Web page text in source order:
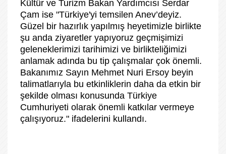
Kültür ve Turizm Bakan Yardımcısı Serdar
Çam ise "Türkiye'yi temsilen Anev’deyiz.
Güzel bir hazırlık yapılmış heyetimizle birlikte
şu anda ziyaretler yapıyoruz geçmişimizi
geleneklerimizi tarihimizi ve birlikteliğimizi
anlamak adında bu tip çalışmalar çok önemli.
Bakanımız Sayın Mehmet Nuri Ersoy beyin
talimatlarıyla bu etkinliklerin daha da etkin bir
şekilde olması konusunda Türkiye
Cumhuriyeti olarak önemli katkılar vermeye
çalışıyoruz." ifadelerini kullandı.